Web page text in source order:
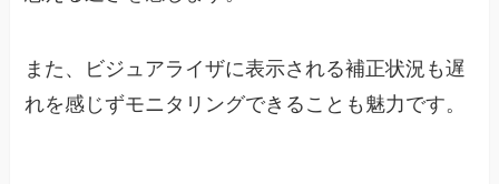
また、ビジュアライザに表示される補正状況も遅
れを感じずモニタリングできることも魅力です。